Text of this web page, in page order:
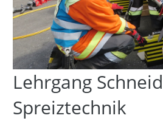
Lehrgang
Spreiztechnik